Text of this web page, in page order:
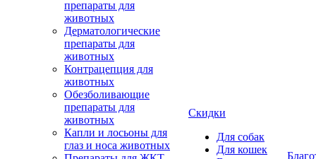
препараты для
животных
Дерматологические
препараты для
животных
Контрацепция для
животных
Обезболивающие
препараты для
животных
Капли и лосьоны для
глаз и носа животных
Скидки
Для собак
Для кошек